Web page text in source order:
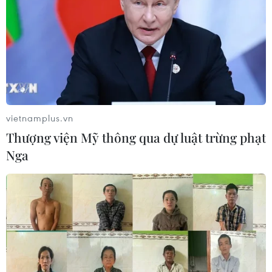
đẩy nhanh đầu tư các cụm công
nghiệp
07/08/2026 03:32
Ninh Bình phê duyệt hơn 500 tỷ
đồng xây dựng nhà chung cư cho
thuê
06/08/2026 08:09
Tạo xung lực mới để phát triển thị
trường bất động sản lành mạnh, bền
vững
05/08/2026 09:21
Bộ Nông nghiệp và Môi trường đề
vietnamplus.vn
Thượng viện Mỹ thông qua dự luật trừng phạt
Nga